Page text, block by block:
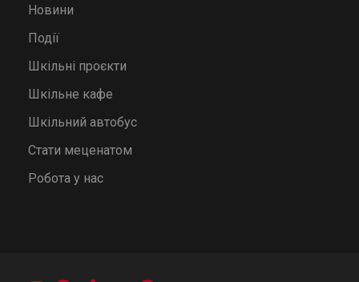
Новини
Події
Шкільні проєкти
Шкільне кафе
Шкільний автобус
Стати меценатом
Робота у нас